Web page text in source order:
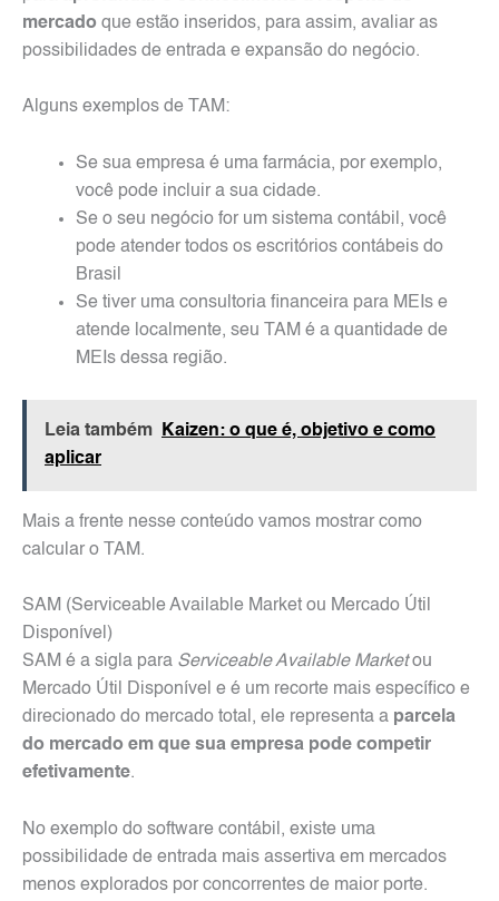
mercado que estão inseridos, para assim, avaliar as
possibilidades de entrada e expansão do negócio.
Alguns exemplos de TAM:
Se sua empresa é uma farmácia, por exemplo,
você pode incluir a sua cidade.
Se o seu negócio for um sistema contábil, você
pode atender todos os escritórios contábeis do
Brasil
Se tiver uma consultoria financeira para MEIs e
atende localmente, seu TAM é a quantidade de
MEIs dessa região.
Leia também
Kaizen: o que é, objetivo e como
aplicar
Mais a frente nesse conteúdo vamos mostrar como
calcular o TAM.
SAM (Serviceable Available Market ou Mercado Útil
Disponível)
SAM é a sigla para Serviceable Available Marketou
Mercado Útil Disponível e é um recorte mais específico e
direcionado do mercado total, ele representa a parcela
do mercado em que sua empresa pode competir
efetivamente.
No exemplo do software contábil, existe uma
possibilidade de entrada mais assertiva em mercados
menos explorados por concorrentes de maior porte.